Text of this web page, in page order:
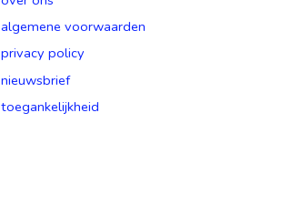
algemene voorwaarden
privacy policy
nieuwsbrief
toegankelijkheid